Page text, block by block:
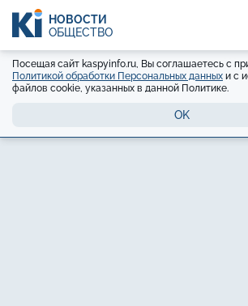
НОВОСТИ
ОБЩЕСТВО
Посещая сайт kaspyinfo.ru, Вы соглашаетесь с
Политикой обработки Персональных данных и с
файлов cookie, указанных в данной Политике.
OK